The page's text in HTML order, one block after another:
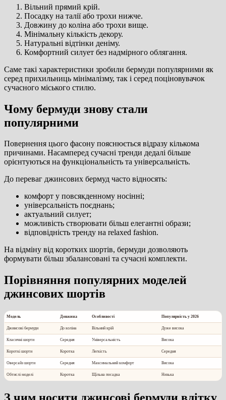
Вільний прямий крій.
Посадку на талії або трохи нижче.
Довжину до коліна або трохи вище.
Мінімальну кількість декору.
Натуральні відтінки деніму.
Комфортний силует без надмірного облягання.
Саме такі характеристики зробили бермуди популярними як
серед прихильниць мінімалізму, так і серед поціновувачок
сучасного міського стилю.
Чому бермуди знову стали
популярними
Повернення цього фасону пояснюється відразу кількома
причинами. Насамперед сучасні тренди дедалі більше
орієнтуються на функціональність та універсальність.
До переваг джинсових бермуд часто відносять:
комфорт у повсякденному носінні;
універсальність поєднань;
актуальний силует;
можливість створювати більш елегантні образи;
відповідність тренду на relaxed fashion.
На відміну від коротких шортів, бермуди дозволяють
формувати більш збалансовані та сучасні комплекти.
Порівняння популярних моделей
джинсових шортів
Модель Довжина Особливості Популярність у 2026
Джинсові бермуди До коліна Вільний крій Дуже висока
Класичні шорти Середня Універсальність Висока
Короткі шорти Коротка Легкість Середня
Оверсайз шорти Середня Максимальний комфорт Висока
Обтислі моделі Коротка Щільна посадка Низька